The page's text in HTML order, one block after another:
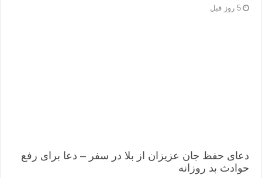
5 روز قبل
دعای حفظ جان عزیزان از بلا در سفر – دعا برای رفع
حوادث بد روزانه